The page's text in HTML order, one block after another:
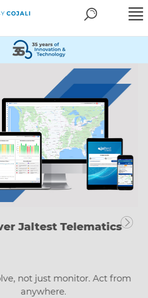
Jaltest Telematics
not just monitor. Act from
anywhere.